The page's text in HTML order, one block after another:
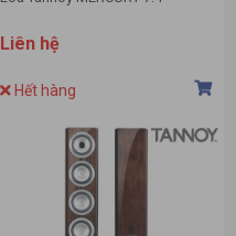
Liên hệ
Hết hàng